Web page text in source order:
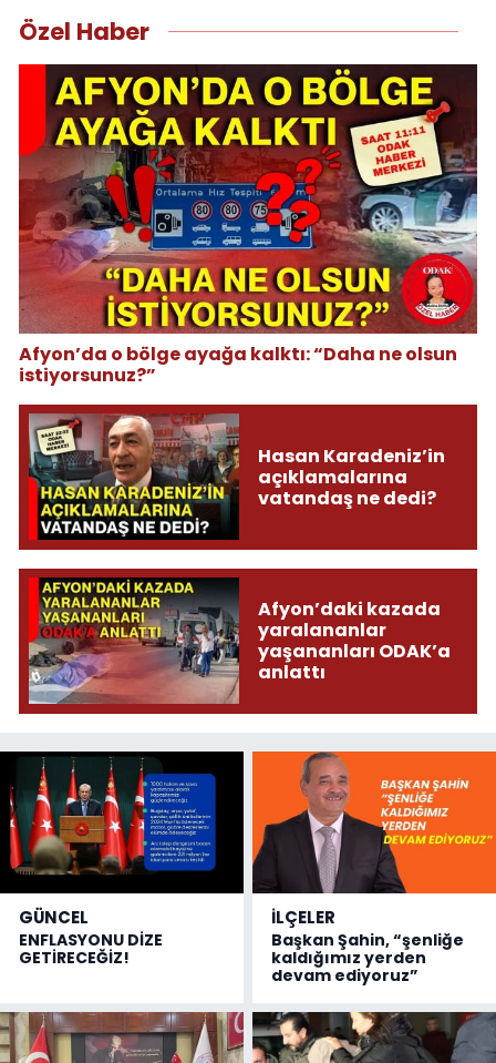
Özel Haber
Afyon’da o bölge ayağa kalktı: “Daha ne olsun
istiyorsunuz?”
Hasan Karadeniz’in
açıklamalarına
vatandaş ne dedi?
Afyon’daki kazada
yaralananlar
yaşananları ODAK’a
anlattı
GÜNCEL
ENFLASYONU DİZE
GETİRECEĞİZ!
İLÇELER
Başkan Şahin, “şenliğe
kaldığımız yerden
devam ediyoruz”